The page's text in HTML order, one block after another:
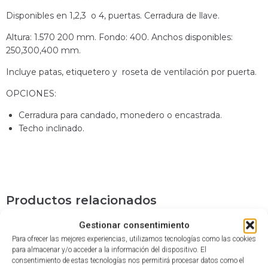
Gestionar consentimiento
Para ofrecer las mejores experiencias, utilizamos tecnologías como las cookies
para almacenar y/o acceder a la información del dispositivo. El
consentimiento de estas tecnologías nos permitirá procesar datos como el
Disponibles en 1,2,3 o 4, puertas. Cerradura de llave.
Altura: 1.570 200 mm. Fondo: 400. Anchos disponibles:
250,300,400 mm.
Incluye patas, etiquetero y roseta de ventilación por puerta.
OPCIONES:
Cerradura para candado, monedero o encastrada.
Techo inclinado.
Productos relacionados